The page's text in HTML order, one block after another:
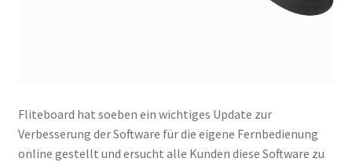
Fliteboard hat soeben ein wichtiges Update zur
Verbesserung der Software für die eigene Fernbedienung
online gestellt und ersucht alle Kunden diese Software zu